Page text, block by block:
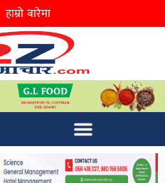
हाम्रो बारेमा